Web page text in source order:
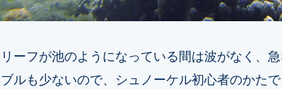
リーフが池のようになっている間は波がなく、
ブルも少ないので、シュノーケル初心者のかた